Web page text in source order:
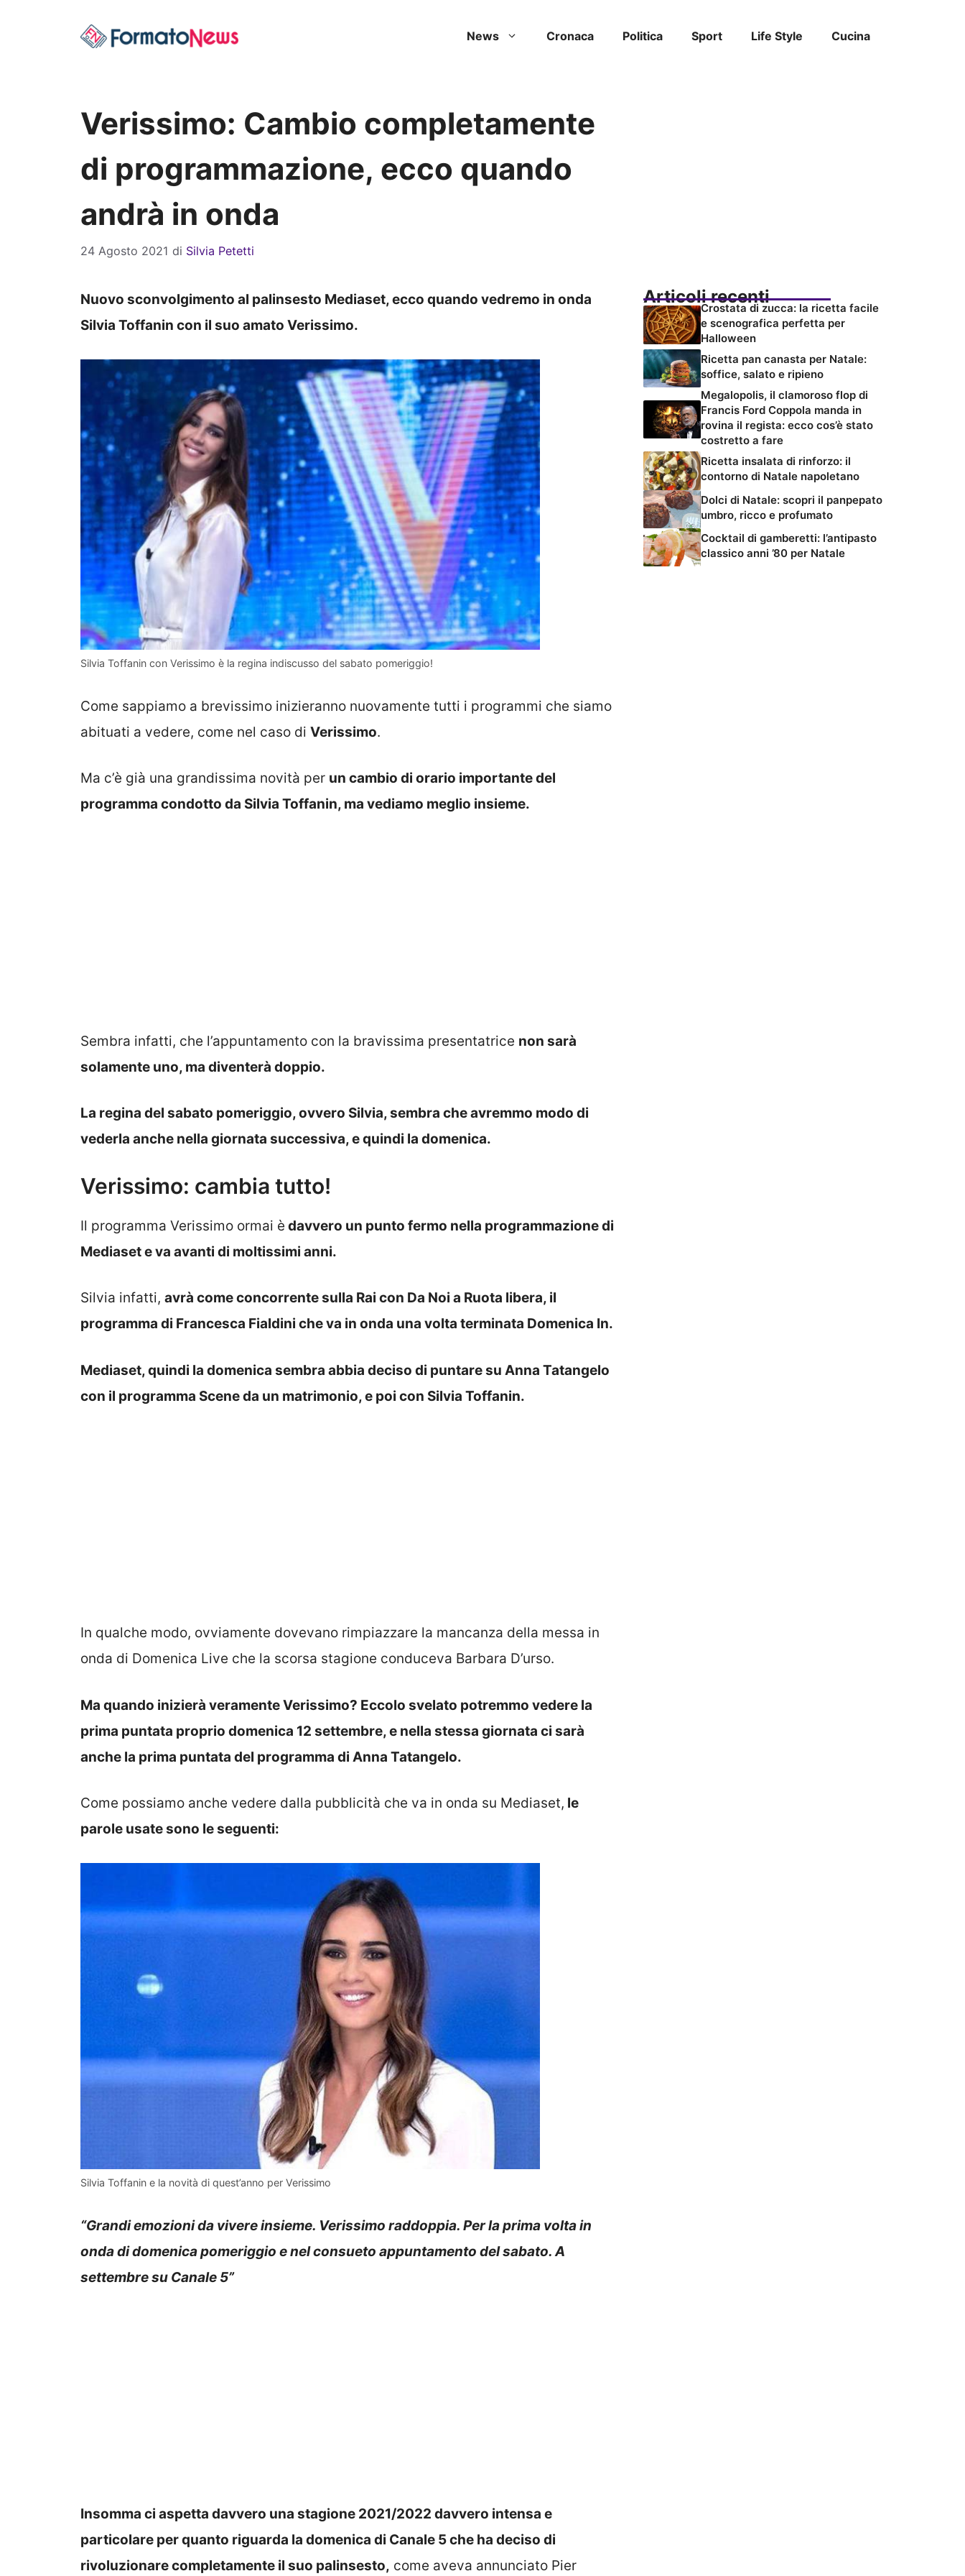
News Cronaca Politica Sport Life Style Cucina
Verissimo: Cambio completamente
di programmazione, ecco quando
andrà in onda
24 Agosto 2021 di Silvia Petetti
Nuovo sconvolgimento al palinsesto Mediaset, ecco quando vedremo in onda
Silvia Toffanin con il suo amato Verissimo.
Silvia Toffanin con Verissimo è la regina indiscusso del sabato pomeriggio!
Come sappiamo a brevissimo inizieranno nuovamente tutti i programmi che siamo
abituati a vedere, come nel caso di Verissimo.
Ma c’è già una grandissima novità per un cambio di orario importante del
programma condotto da Silvia Toffanin, ma vediamo meglio insieme.
Sembra infatti, che l’appuntamento con la bravissima presentatrice non sarà
solamente uno, ma diventerà doppio.
La regina del sabato pomeriggio, ovvero Silvia, sembra che avremmo modo di
vederla anche nella giornata successiva, e quindi la domenica.
Verissimo: cambia tutto!
Il programma Verissimo ormai è davvero un punto fermo nella programmazione di
Mediaset e va avanti di moltissimi anni.
Silvia infatti, avrà come concorrente sulla Rai con Da Noi a Ruota libera, il
programma di Francesca Fialdini che va in onda una volta terminata Domenica In.
Mediaset, quindi la domenica sembra abbia deciso di puntare su Anna Tatangelo
con il programma Scene da un matrimonio, e poi con Silvia Toffanin.
In qualche modo, ovviamente dovevano rimpiazzare la mancanza della messa in
onda di Domenica Live che la scorsa stagione conduceva Barbara D’urso.
Ma quando inizierà veramente Verissimo? Eccolo svelato potremmo vedere la
prima puntata proprio domenica 12 settembre, e nella stessa giornata ci sarà
anche la prima puntata del programma di Anna Tatangelo.
Come possiamo anche vedere dalla pubblicità che va in onda su Mediaset, le
parole usate sono le seguenti:
Silvia Toffanin e la novità di quest’anno per Verissimo
“Grandi emozioni da vivere insieme. Verissimo raddoppia. Per la prima volta in
onda di domenica pomeriggio e nel consueto appuntamento del sabato. A
settembre su Canale 5”
Insomma ci aspetta davvero una stagione 2021/2022 davvero intensa e
particolare per quanto riguarda la domenica di Canale 5 che ha deciso di
rivoluzionare completamente il suo palinsesto, come aveva annunciato Pier
Articoli recenti
Crostata di zucca: la ricetta facile
e scenografica perfetta per
Halloween
Ricetta pan canasta per Natale:
soffice, salato e ripieno
Megalopolis, il clamoroso flop di
Francis Ford Coppola manda in
rovina il regista: ecco cos’è stato
costretto a fare
Ricetta insalata di rinforzo: il
contorno di Natale napoletano
Dolci di Natale: scopri il panpepato
umbro, ricco e profumato
Cocktail di gamberetti: l’antipasto
classico anni ’80 per Natale